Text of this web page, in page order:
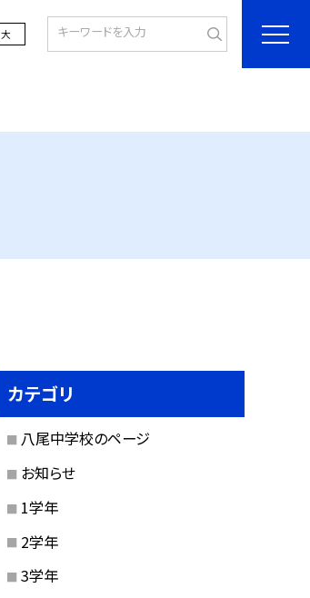
大
カテゴリ
八尾中学校のページ
お知らせ
1学年
2学年
3学年